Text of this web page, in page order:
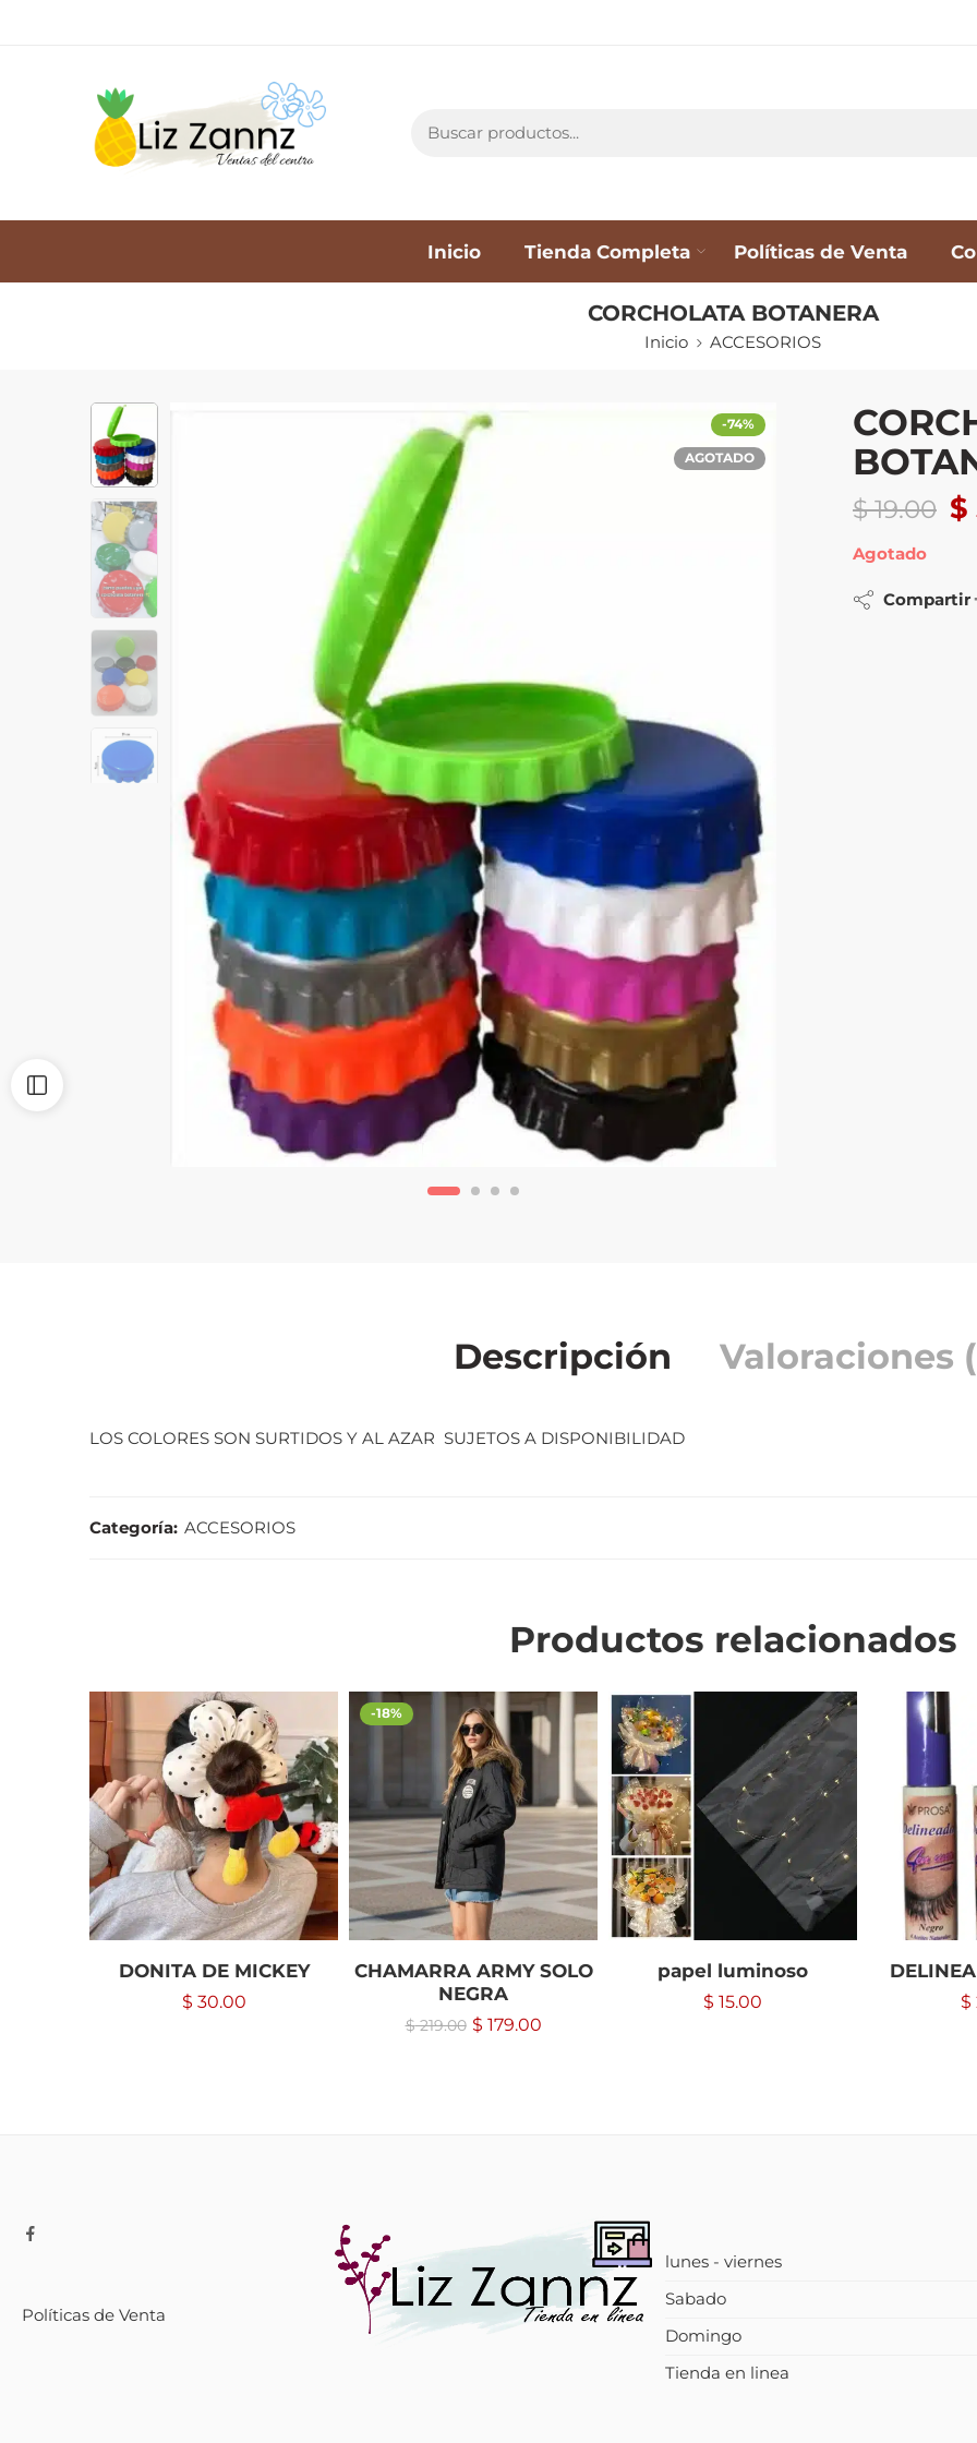
Inicio Tienda Completa Políticas de Venta
CORCHOLATA BOTANERA
Inicio ACCESORIOS
-74%
AGOTADO
$19.00 $
Agotado
Compartir
Descripción Valoraciones
LOS COLORES SON SURTIDOS Y AL AZAR SUJETOS A DISPONIBILIDAD
Categoría: ACCESORIOS
Productos relacionados
DONITA DE MICKEY
$ 30.00
-18%
CHAMARRA ARMY SOLO
NEGRA
$219.00 $ 179.00
papel luminoso
$ 15.00 $
Políticas de Venta
lunes - viernes
Sabado
Domingo
Tienda en linea